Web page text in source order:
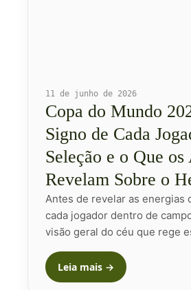
11 de junho de 2026
Copa do Mundo
Signo de Cada
Seleção e o Que os
Revelam Sobre o
Antes de revelar as energias
cada jogador dentro de
visão geral do céu que rege
Leia mais →